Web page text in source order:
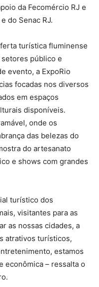
da Fecomércio RJ e
do Senac RJ.
turística fluminense
público e
evento, a ExpoRio
focadas nos diversos
em espaços
disponíveis.
onde os
das belezas do
do artesanato
e shows com grandes
turístico dos
visitantes para as
as nossas cidades, a
atrativos turísticos,
estamos
econômica – ressalta o